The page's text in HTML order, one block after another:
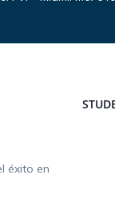
éxito en